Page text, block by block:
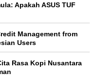
Apakah ASUS TUF
Management from
Users
Rasa Kopi Nusantara